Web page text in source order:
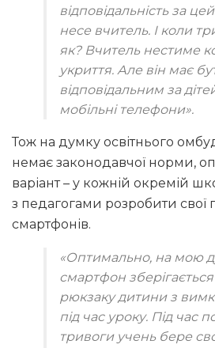
відповідальність за
несе вчитель. І коли
як? Вчитель нестиме
укриття. Але він має
відповідальним за
мобільні телефони».
Тож на думку освітнього
немає законодавчої норми,
варіант – у кожній окремій
з педагогами розробити
смартфонів.
«Оптимально, на мою
смартфон
рюкзаку дитини з
під час уроку. Під час
тривоги учень бере